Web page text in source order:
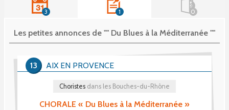
3 1
Les petites annonces de "" Du Blues à la Méditerranée ""
​CHORALE « Du Blues à la Méditerranée »
Choristes dans les Bouches-du-Rhône
AIX EN PROVENCE
13
0